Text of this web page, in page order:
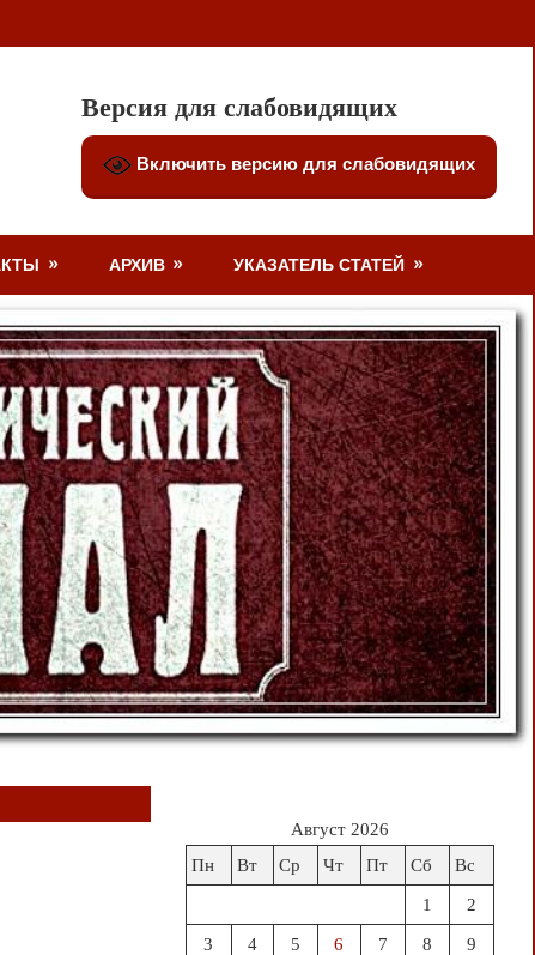
Версия для слабовидящих
Включить версию для слабовидящих
АРХИВ УКАЗАТЕЛЬ СТАТЕЙ
Август 2026
Пн
Вт Ср Чт Пт Сб Вс
1 2
3 4 5 6 7 8 9